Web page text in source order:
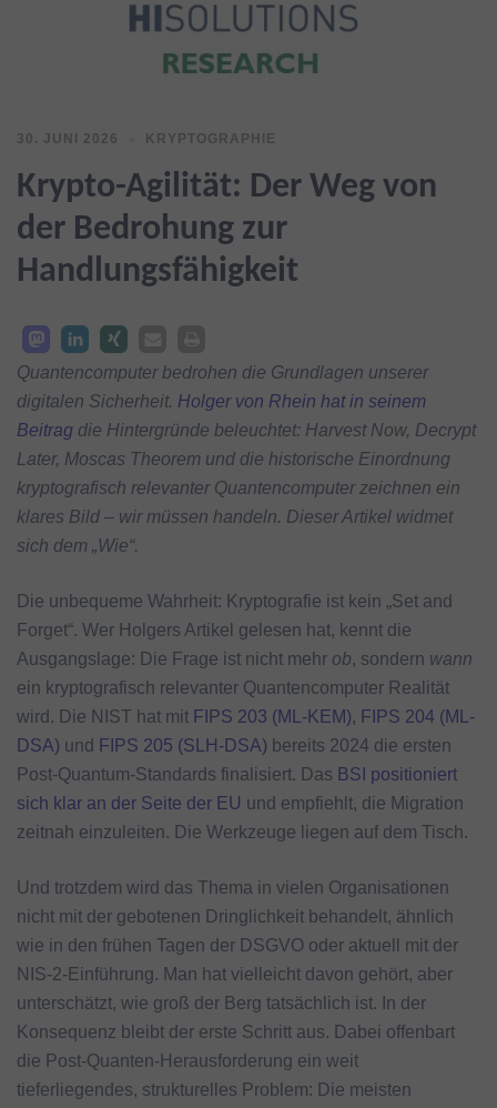
30. JUNI 2026 KRYPTOGRAPHIE
Krypto-Agilität: Der Weg von
der Bedrohung zur
Handlungsfähigkeit
Quantencomputer bedrohen die Grundlagen unserer
digitalen Sicherheit. Holger von Rhein hat in seinem
Beitrag die Hintergründe beleuchtet: Harvest Now, Decrypt
Later, Moscas Theorem und die historische Einordnung
kryptografisch relevanter Quantencomputer zeichnen ein
klares Bild – wir müssen handeln. Dieser Artikel widmet
sich dem „Wie“.
Die unbequeme Wahrheit: Kryptografie ist kein „Set and
Forget“. Wer Holgers Artikel gelesen hat, kennt die
Ausgangslage: Die Frage ist nicht mehr ob, sondern wann
ein kryptografisch relevanter Quantencomputer Realität
wird. Die NIST hat mit FIPS 203 (ML-KEM), FIPS 204 (ML-
DSA) und FIPS 205 (SLH-DSA) bereits 2024 die ersten
Post-Quantum-Standards finalisiert. Das BSI positioniert
sich klar an der Seite der EU und empfiehlt, die Migration
zeitnah einzuleiten. Die Werkzeuge liegen auf dem Tisch.
Und trotzdem wird das Thema in vielen Organisationen
nicht mit der gebotenen Dringlichkeit behandelt, ähnlich
wie in den frühen Tagen der DSGVO oder aktuell mit der
NIS-2-Einführung. Man hat vielleicht davon gehört, aber
unterschätzt, wie groß der Berg tatsächlich ist. In der
Konsequenz bleibt der erste Schritt aus. Dabei offenbart
die Post-Quanten-Herausforderung ein weit
tieferliegendes, strukturelles Problem: Die meisten